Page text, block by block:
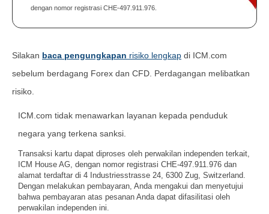
dengan nomor registrasi CHE-497.911.976.
Silakan baca pengungkapan risiko lengkap di ICM.com
sebelum berdagang Forex dan CFD. Perdagangan melibatkan
risiko.
ICM.com tidak menawarkan layanan kepada penduduk
negara yang terkena sanksi.
Transaksi kartu dapat diproses oleh perwakilan independen terkait,
ICM House AG, dengan nomor registrasi CHE-497.911.976 dan
alamat terdaftar di 4 Industriesstrasse 24, 6300 Zug, Switzerland.
Dengan melakukan pembayaran, Anda mengakui dan menyetujui
bahwa pembayaran atas pesanan Anda dapat difasilitasi oleh
perwakilan independen ini.